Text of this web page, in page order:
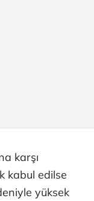
karşı
kabul edilse
yüksek